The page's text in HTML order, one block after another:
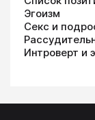
Эгоизм
Секс и
Интроверт и